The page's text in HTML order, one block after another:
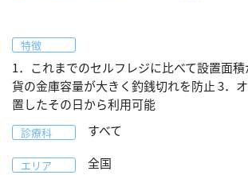
特徴
1．これまでのセルフレジに比べて設置面
貨の金庫容量が大きく釣銭切れを防止 3．
置したその日から利用可能
診療科 すべて
エリア 全国